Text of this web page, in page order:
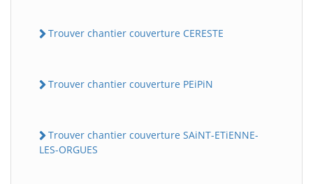
Trouver chantier couverture CERESTE
Trouver chantier couverture PEiPiN
Trouver chantier couverture SAiNT-ETiENNE-
LES-ORGUES